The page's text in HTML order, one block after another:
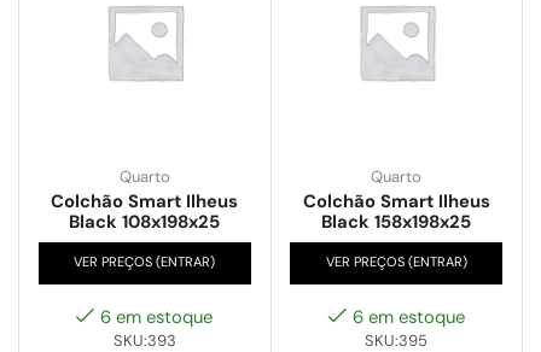
Quarto
Colchão Smart Ilheus
Black 108x198x25
VER PREÇOS (ENTRAR)
6 em estoque
SKU:393
Quarto
Colchão Smart Ilheus
Black 158x198x25
VER PREÇOS (ENTRAR)
6 em estoque
SKU:395